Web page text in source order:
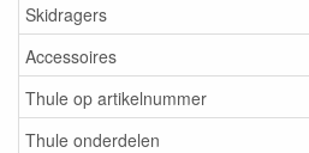
Skidragers
Accessoires
Thule op artikelnummer
Thule onderdelen